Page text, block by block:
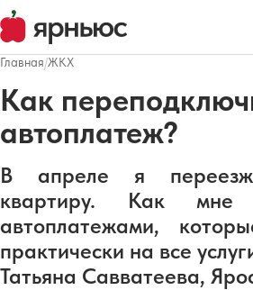
Главная/ЖКХ
Как
автоплатеж?
В апреле я
квартиру. Как мне
автоплатежами,
практически на все
Татьяна Савватеева,